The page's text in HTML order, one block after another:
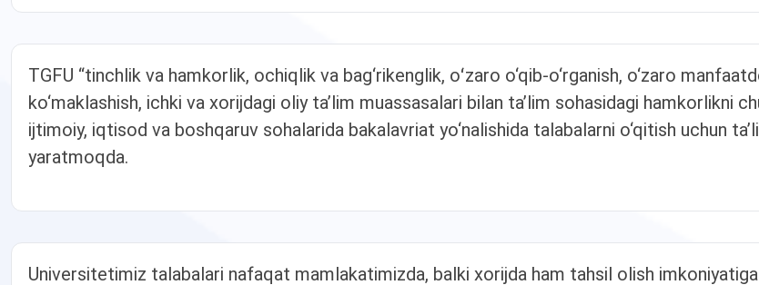
TGFU “tinchlik va hamkorlik, ochiqlik va bag‘rikenglik, oʻzaro o‘qib-o‘rganish, o‘zaro
ko‘maklashish, ichki va xorijdagi oliy ta’lim muassasalari bilan ta’lim sohasidagi hamkorlikni
ijtimoiy, iqtisod va boshqaruv sohalarida bakalavriat yo‘nalishida talabalarni o‘qitish uchun
yaratmoqda.
Universitetimiz talabalari nafaqat mamlakatimizda, balki xorijda ham tahsil olish